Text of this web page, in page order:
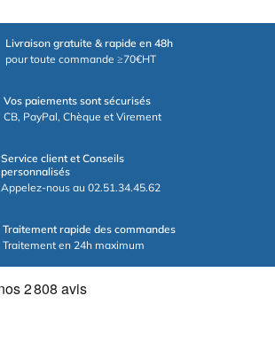
Livraison gratuite & rapide en 48h
pour toute commande ≥70€HT
Vos paiements sont sécurisés
CB, PayPal, Chèque et Virement
Service client et Conseils
personnalisés
Appelez-nous au 02.51.34.45.62
Traitement rapide des commandes
Traitement en 24h maximum